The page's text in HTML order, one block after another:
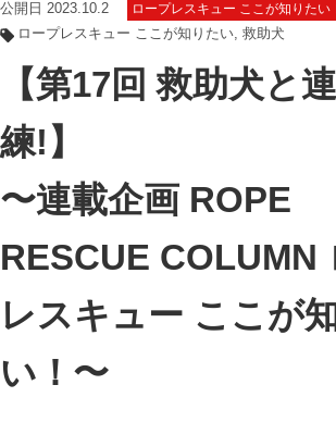
公開日 2023.10.2 ロープレスキュー ここが知りたい
ロープレスキュー ここが知りたい 救助犬
【第17回 救助犬と
練!】
〜連載企画 ROPE
RESCUE COLUMN
レスキュー ここが
い！〜